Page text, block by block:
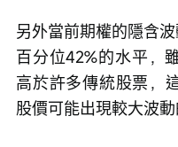
另外當前期權的隱含
百分位42%的水平，
高於許多傳統股票，
股價可能出現較大波動